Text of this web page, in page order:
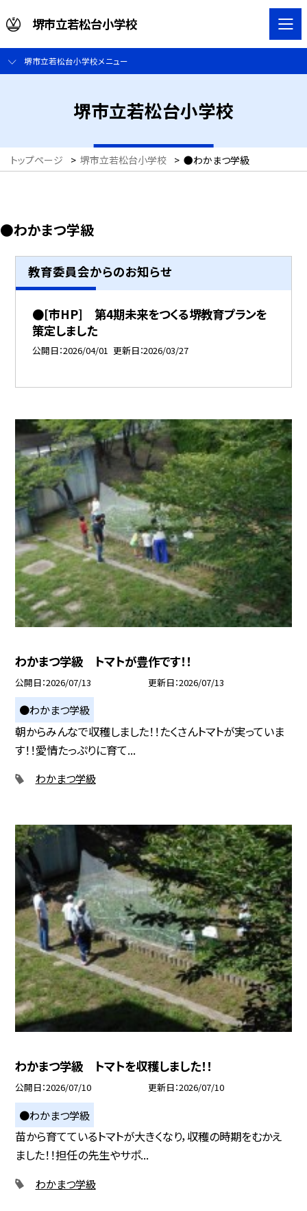
堺市立若松台小学校
堺市立若松台小学校メニュー
堺市立若松台小学校
トップページ > 堺市立若松台小学校 > ●わかまつ学級
●わかまつ学級
教育委員会からのお知らせ
●[市HP] 第4期未来をつくる堺教育プランを
策定しました
公開日 2026/04/01 更新日 2026/03/27
わかまつ学級 トマトが豊作です！！
公開日 2026/07/13 更新日 2026/07/13
●わかまつ学級
朝からみんなで収穫しました！！たくさんトマトが実っていま
す！！愛情たっぷりに育て...
わかまつ学級
わかまつ学級 トマトを収穫しました！！
公開日 2026/07/10 更新日 2026/07/10
●わかまつ学級
苗から育てているトマトが大きくなり，収穫の時期をむかえ
ました！！担任の先生やサポ...
わかまつ学級